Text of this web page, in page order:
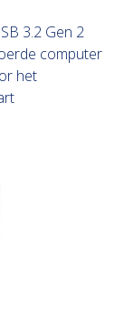
3.2 Gen 2
computer
het